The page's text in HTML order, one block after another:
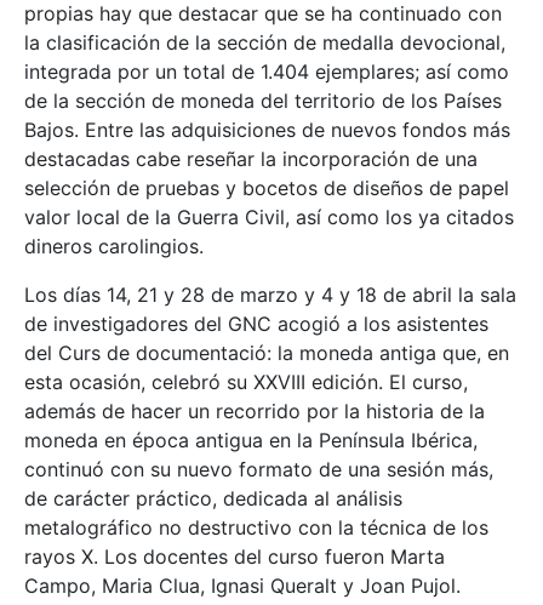
propias hay que destacar que se ha continuado con
la clasificación de la sección de medalla devocional,
integrada por un total de 1.404 ejemplares; así como
de la sección de moneda del territorio de los Países
Bajos. Entre las adquisiciones de nuevos fondos más
destacadas cabe reseñar la incorporación de una
selección de pruebas y bocetos de diseños de papel
valor local de la Guerra Civil, así como los ya citados
dineros carolingios.
Los días 14, 21 y 28 de marzo y 4 y 18 de abril la sala
de investigadores del GNC acogió a los asistentes
del Curs de documentació: la moneda antiga que, en
esta ocasión, celebró su XXVIII edición. El curso,
además de hacer un recorrido por la historia de la
moneda en época antigua en la Península Ibérica,
continuó con su nuevo formato de una sesión más,
de carácter práctico, dedicada al análisis
metalográfico no destructivo con la técnica de los
rayos X. Los docentes del curso fueron Marta
Campo, Maria Clua, Ignasi Queralt y Joan Pujol.